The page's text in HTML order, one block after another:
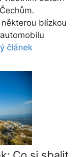
blízkou
článek